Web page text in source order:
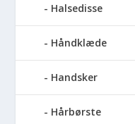
Halsedisse
Håndklæde
Handsker
Hårbørste